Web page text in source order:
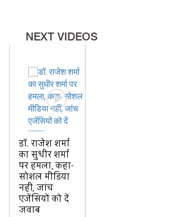
NEXT VIDEOS
डॉ. राजेश शर्मा
का सुधीर शर्मा
पर हमला, कहा-
सोशल मीडिया
नहीं, जांच
एजेंसियों को दें
जवाब